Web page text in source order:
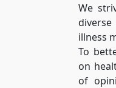
We
illness
To
on
of